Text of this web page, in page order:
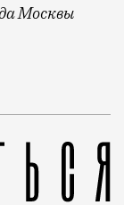
Москвы
День